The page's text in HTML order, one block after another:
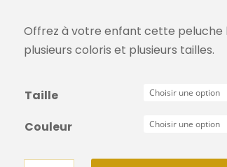
à
30,90€
Offrez à votre enfant cette peluche
plusieurs coloris et plusieurs tailles.
Taille
Couleur